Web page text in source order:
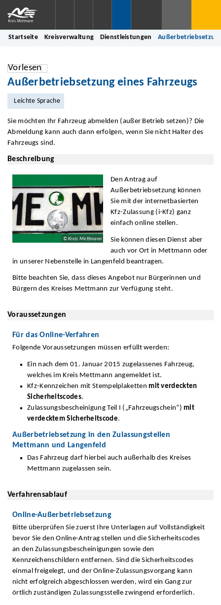
Startseite Kreisverwaltung Dienstleistungen
Vorlesen
Außerbetriebsetzung eines Fahrzeugs
Leichte Sprache
Sie möchten Ihr Fahrzeug abmelden (außer Betrieb setzen)? Die
Abmeldung kann auch dann erfolgen, wenn Sie nicht Halter des
Fahrzeugs sind.
Beschreibung
© Kreis Mettmann
Den Antrag auf
Außerbetriebsetzung können
Sie mit der internetbasierten
Kfz-Zulassung (i-Kfz) ganz
einfach online stellen.
Sie können diesen Dienst aber
auch vor Ort in Mettmann oder
in unserer Nebenstelle in Langenfeld beantragen.
Bitte beachten Sie, dass dieses Angebot nur Bürgerinnen und
Bürgern des Kreises Mettmann zur Verfügung steht.
Voraussetzungen
Für das Online-Verfahren
Folgende Voraussetzungen müssen erfüllt werden:
Ein nach dem 01. Januar 2015 zugelassenes Fahrzeug,
welches im Kreis Mettmann angemeldet ist.
Kfz-Kennzeichen mit Stempelplaketten mit verdeckten
Sicherheitscodes.
Zulassungsbescheinigung Teil I („Fahrzeugschein“) mit
verdecktem Sicherheitscode.
Außerbetriebsetzung in den Zulassungstellen
Mettmann und Langenfeld
Das Fahrzeug darf hierbei auch außerhalb des Kreises
Mettmann zugelassen sein.
Verfahrensablauf
Online-Außerbetriebsetzung
Bitte überprüfen Sie zuerst Ihre Unterlagen auf Vollständigkeit
bevor Sie den Online-Antrag stellen und die Sicherheitscodes
an den Zulassungsbescheinigungen sowie den
Kennzeichenschildern entfernen. Sind die Sicherheitscodes
einmal freigelegt, und der Online-Zulassungsvorgang kann
nicht erfolgreich abgeschlossen werden, wird ein Gang zur
örtlich zuständigen Zulassungsstelle zwingend erforderlich.